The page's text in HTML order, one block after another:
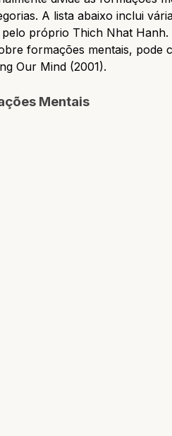
A lista abaixo inclui
próprio Thich Nhat Hanh.
formações mentais, pode
Our Mind (2001).
Mentais